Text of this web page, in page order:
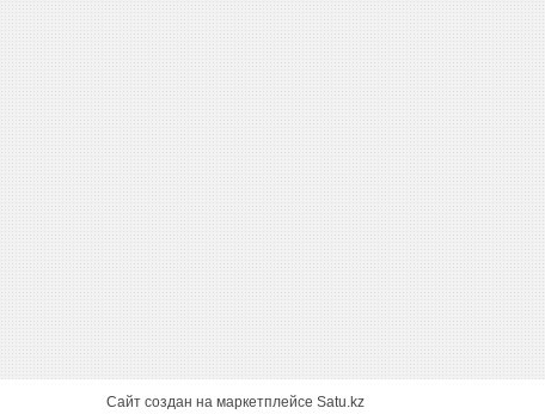
Сайт создан на маркетплейсе Satu.kz